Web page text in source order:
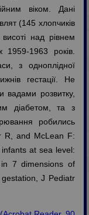
віком. Дані
(145 хлопчиків
над рівнем
1963 років.
з одноплідної
гестації. Не
вадами розвитку,
діабетом, та з
робились
R, and McLean F:
at sea level:
7 dimensions of
J Pediatr